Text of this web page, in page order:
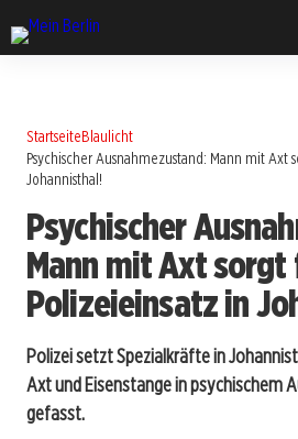
StartseiteBlaulicht
Psychischer Ausnahmezustand: Mann mit Axt
Johannisthal!
Psychischer
Mann mit Axt sorgt
Polizeieinsatz in
Polizei setzt Spezialkräfte in
Axt und Eisenstange in psychischem
gefasst.